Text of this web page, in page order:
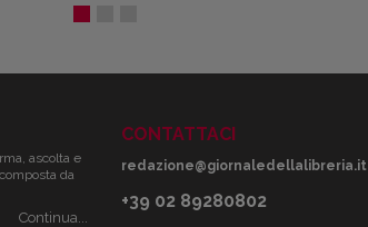
ascolta e
da
Continua...
CONTATTACI
redazione@giornaledellalibreria.it
+39 02 89280802